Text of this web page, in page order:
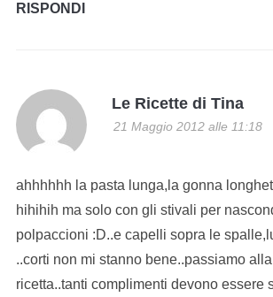
RISPONDI
Le Ricette di Tina
21 Maggio 2012 alle 11:18
ahhhhhh la pasta lunga,la gonna
hihihih ma solo con gli stivali per
polpaccioni :D..e capelli sopra le
..corti non mi stanno bene..passiamo
ricetta..tanti complimenti devono essere